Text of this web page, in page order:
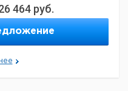
464 руб.